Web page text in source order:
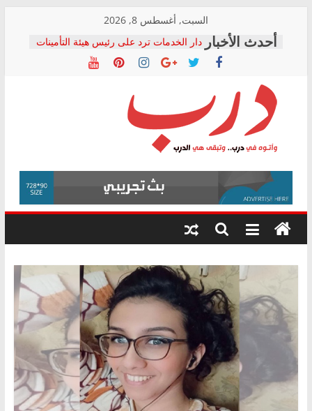
content
السبت, أغسطس 8, 2026
دار الخدمات ترد على رئيس هيئة التأمينات
بعد مؤتمره الصحفي: إنكار الأزمة لا ينهي
معاناة أصحاب المعاشات.. ونطالب بكشف
فرحات سليمان يكتب: القطاع الصحي إلى
أين؟
حزب التحالف الشعبي يطلق لجنة “الحق
في الصحة” بالإسكندرية لرصد الانتهاكات
ودعم المرضى
الوزاري لمدينة الصحفيين.. وانتهاء أعمال
إنشاء المبنى الإداري
المجلس القومي لحقوق الإنسان يعلن
متابعة قضية الدكتور محمد زهران.. ويؤكد:
قرينة البراءة وضمانات المحاكمة العادلة
درب
وأتوه
درب..
وتبقى
هي